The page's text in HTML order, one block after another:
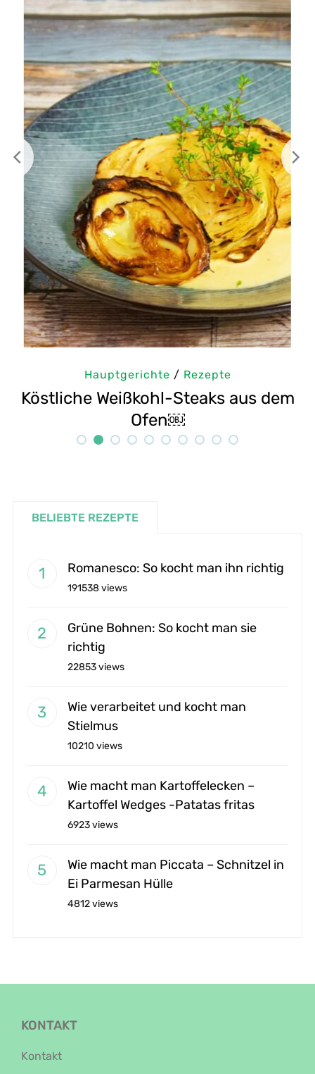
Hauptgerichte/Rezepte
Selbstgemachte Tahini: Sesampaste
Rezept
BELIEBTE REZEPTE
Romanesco: So kocht man ihn richtig
191538 views
Grüne Bohnen: So kocht man sie
richtig
22853 views
Wie verarbeitet und kocht man
Stielmus
10210 views
Wie macht man Kartoffelecken –
Kartoffel Wedges -Patatas fritas
6923 views
Wie macht man Piccata – Schnitzel in
Ei Parmesan Hülle
4812 views
KONTAKT
Kontakt